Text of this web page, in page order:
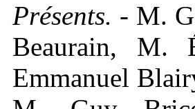
Présents. - M.
Beaurain, M.
Emmanuel